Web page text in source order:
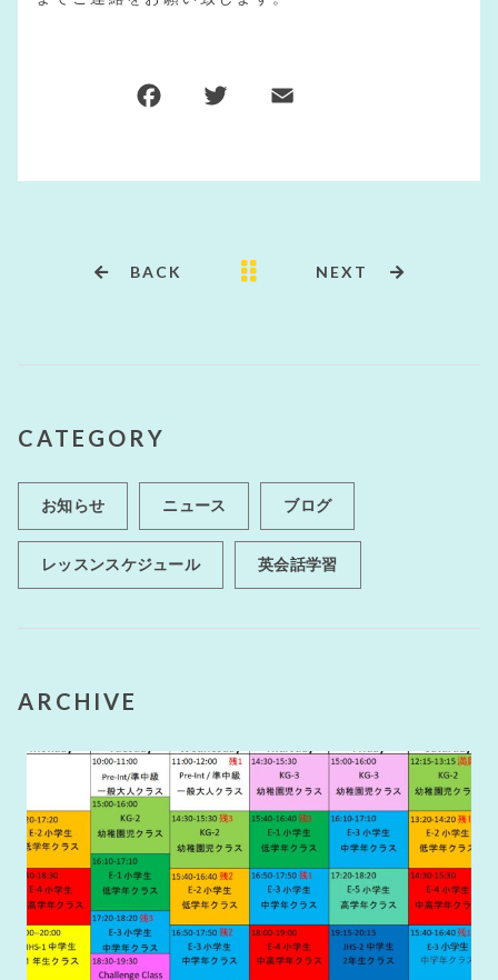
o
BACK NEXT
CATEGORY
お知らせ ニュース ブログ
レッスンスケジュール 英会話学習
ARCHIVE